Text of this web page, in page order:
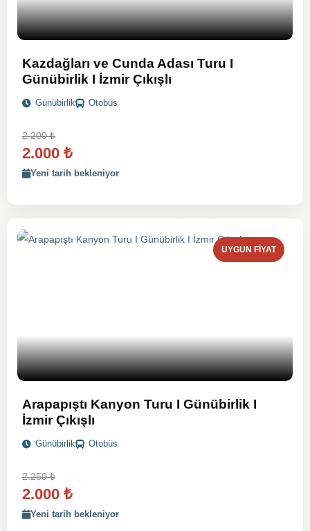
Kazdağları ve Cunda Adası Turu I
Günübirlik I İzmir Çıkışlı
Günübirlik Otobüs
2.200₺
2.000 ₺
Yeni tarih bekleniyor
UYGUN FIYAT
Arapapıştı Kanyon Turu I Günübirlik I
İzmir Çıkışlı
Günübirlik Otobüs
2.250₺
2.000 ₺
Yeni tarih bekleniyor